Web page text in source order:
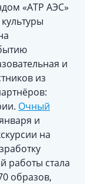
«АТР АЭС»
и
из
Очный
и
на
работы стала
образов,